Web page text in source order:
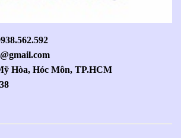
Hòa, Hóc Môn, TP.HCM